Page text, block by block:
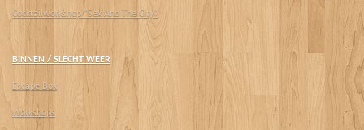
Cocktailworkshop "Sex And The City"
BINNEN / SLECHT WEER
Escape Box
Workshops